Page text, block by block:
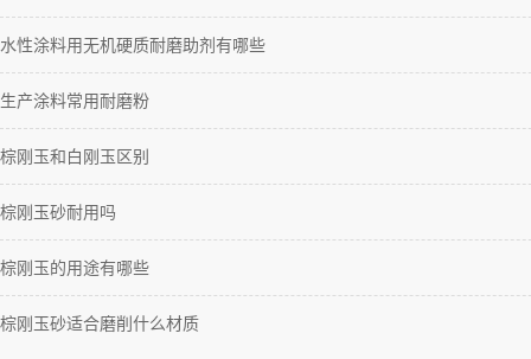
水性涂料用无机硬质耐磨助剂有哪些
生产涂料常用耐磨粉
棕刚玉和白刚玉区别
棕刚玉砂耐用吗
棕刚玉的用途有哪些
棕刚玉砂适合磨削什么材质